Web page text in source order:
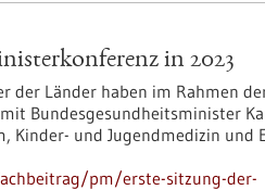
in 2023
der Länder haben im Rahmen
Bundesgesundheitsminister
Kinder- und Jugendmedizin und
pm/erste-sitzung-der-